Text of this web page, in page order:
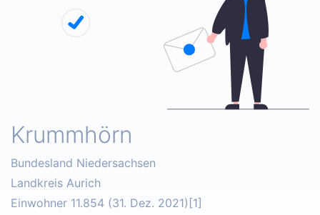
Krummhörn
Bundesland Niedersachsen
Landkreis Aurich
Einwohner 11.854 (31. Dez. 2021)[1]